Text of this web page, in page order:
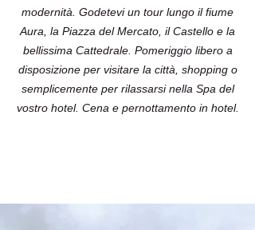
modernità. Godetevi un tour lungo il fiume
Aura, la Piazza del Mercato, il Castello e la
bellissima Cattedrale. Pomeriggio libero a
disposizione per visitare la città, shopping o
semplicemente per rilassarsi nella Spa del
vostro hotel. Cena e pernottamento in hotel.